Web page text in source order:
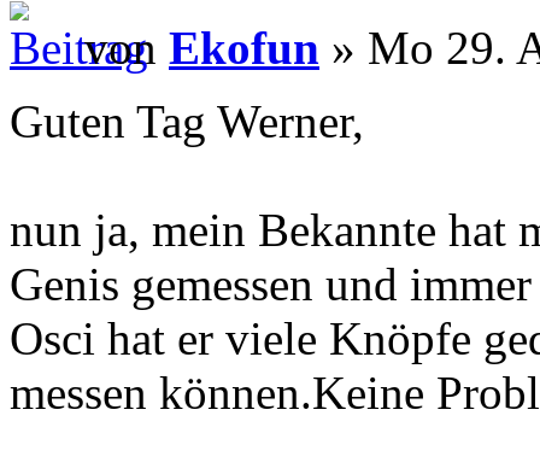
von Ekofun » Mo 29.
Guten Tag Werner,
nun ja, mein Bekannte hat
Genis gemessen und
Osci hat er viele Knöpfe
messen können.Keine